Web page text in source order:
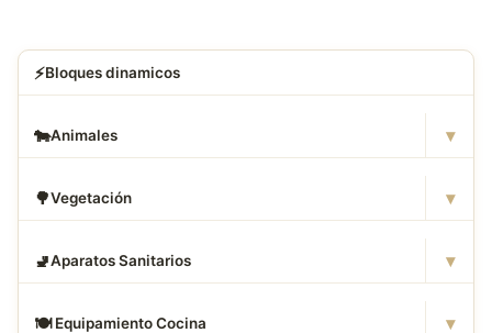
⚡Bloques dinamicos
🐄Animales ▾
🌳Vegetación ▾
🚽Aparatos Sanitarios ▾
🍽️ Equipamiento Cocina ▾